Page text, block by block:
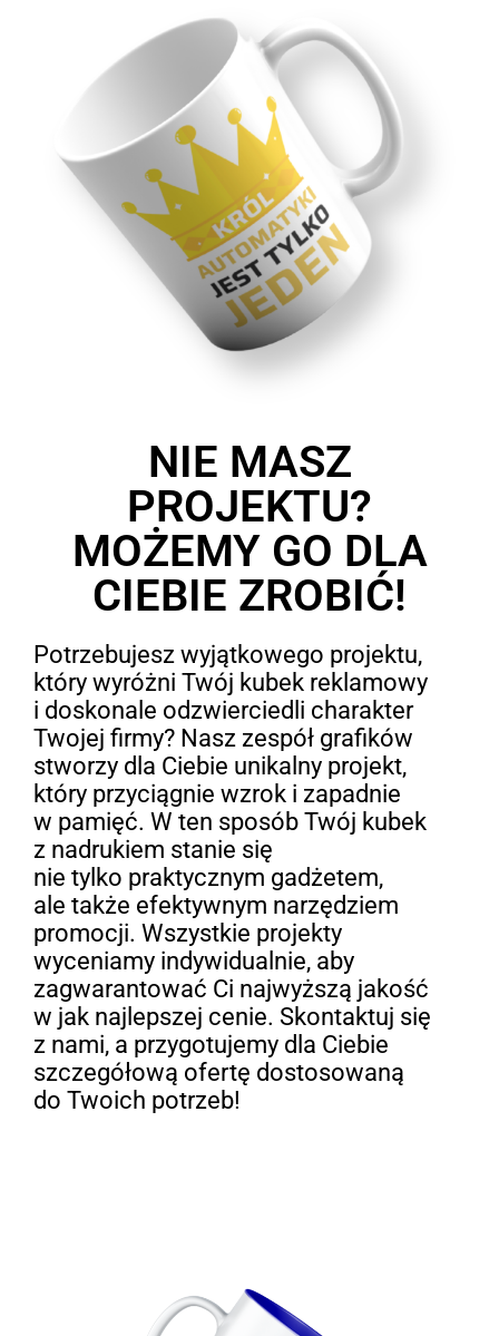
NIE MASZ
PROJEKTU?
MOŻEMY GO DLA
CIEBIE ZROBIĆ!
Potrzebujesz wyjątkowego projektu,
który wyróżni Twój kubek reklamowy
i doskonale odzwierciedli charakter
Twojej firmy? Nasz zespół grafików
stworzy dla Ciebie unikalny projekt,
który przyciągnie wzrok i zapadnie
w pamięć. W ten sposób Twój kubek
z nadrukiem stanie się
nie tylko praktycznym gadżetem,
ale także efektywnym narzędziem
promocji. Wszystkie projekty
wyceniamy indywidualnie, aby
zagwarantować Ci najwyższą jakość
w jak najlepszej cenie. Skontaktuj się
z nami, a przygotujemy dla Ciebie
szczegółową ofertę dostosowaną
do Twoich potrzeb!